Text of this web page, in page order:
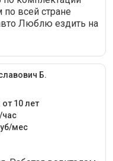
всей стране
Люблю ездить на
Б.
от 10 лет
час
мес